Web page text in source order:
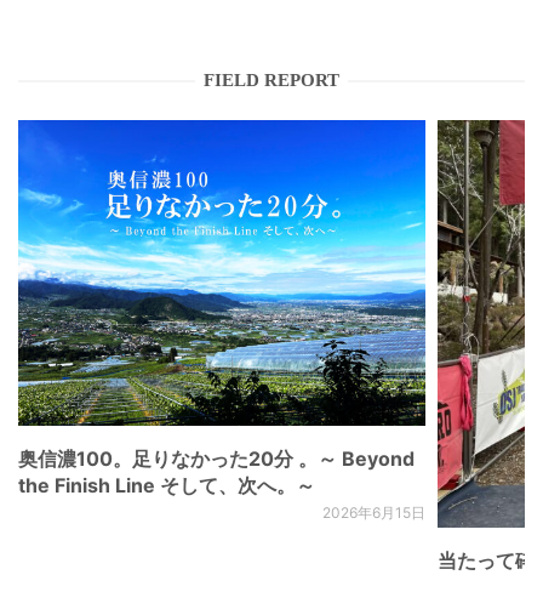
FIELD REPORT
奥信濃100。足りなかった20分 。～ Beyond
the Finish Line そして、次へ。～
2026年6月15日
当たって砕